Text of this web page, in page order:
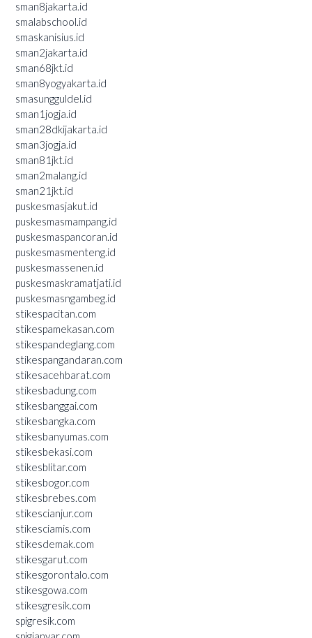
sman8jakarta.id
smalabschool.id
smaskanisius.id
sman2jakarta.id
sman68jkt.id
sman8yogyakarta.id
smasungguldel.id
sman1jogja.id
sman28dkijakarta.id
sman3jogja.id
sman81jkt.id
sman2malang.id
sman21jkt.id
puskesmasjakut.id
puskesmasmampang.id
puskesmaspancoran.id
puskesmasmenteng.id
puskesmassenen.id
puskesmaskramatjati.id
puskesmasngambeg.id
stikespacitan.com
stikespamekasan.com
stikespandeglang.com
stikespangandaran.com
stikesacehbarat.com
stikesbadung.com
stikesbanggai.com
stikesbangka.com
stikesbanyumas.com
stikesbekasi.com
stikesblitar.com
stikesbogor.com
stikesbrebes.com
stikescianjur.com
stikesciamis.com
stikesdemak.com
stikesgarut.com
stikesgorontalo.com
stikesgowa.com
stikesgresik.com
spigresik.com